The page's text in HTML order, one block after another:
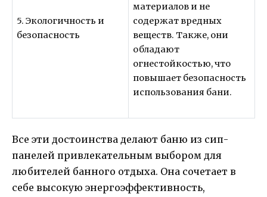
5. Экологичность и
безопасность
материалов и не
содержат вредных
веществ. Также, они
обладают
огнестойкостью, что
повышает безопасность
использования бани.
Все эти достоинства делают баню из сип-
панелей привлекательным выбором для
любителей банного отдыха. Она сочетает в
себе высокую энергоэффективность,